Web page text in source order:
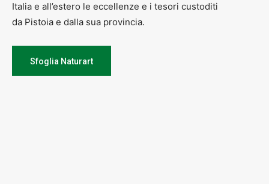
Italia e all’estero le eccellenze e i tesori custoditi
da Pistoia e dalla sua provincia.
Sfoglia Naturart